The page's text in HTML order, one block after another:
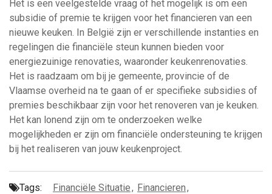
Het is een veelgestelde vraag of het mogelijk is om een
subsidie of premie te krijgen voor het financieren van een
nieuwe keuken. In België zijn er verschillende instanties en
regelingen die financiële steun kunnen bieden voor
energiezuinige renovaties, waaronder keukenrenovaties.
Het is raadzaam om bij je gemeente, provincie of de
Vlaamse overheid na te gaan of er specifieke subsidies of
premies beschikbaar zijn voor het renoveren van je keuken.
Het kan lonend zijn om te onderzoeken welke
mogelijkheden er zijn om financiële ondersteuning te krijgen
bij het realiseren van jouw keukenproject.
Tags: Financiële Situatie, Financieren,